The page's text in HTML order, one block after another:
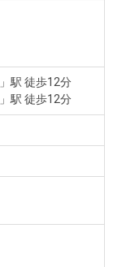
」駅 徒歩12分
」駅 徒歩12分